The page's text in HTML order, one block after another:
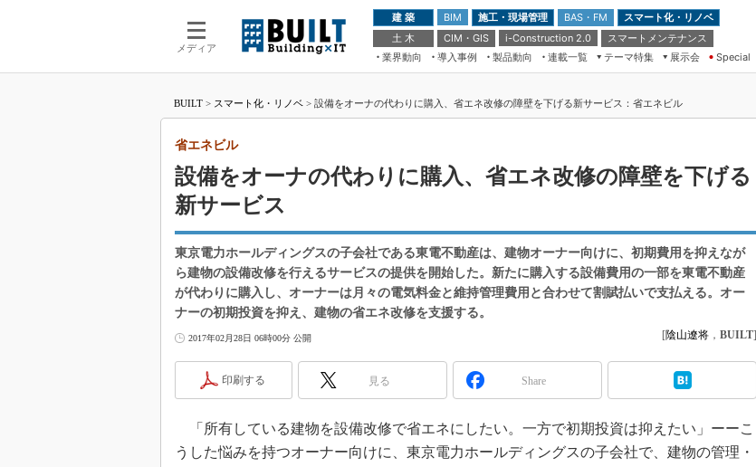
メディア
建 築 BIM 施工・現場管理 BAS・FM
スマート化・リノベ
土 木
CIM・GIS i-Construction 2.0
スマートメンテナンス
業界動向
導入事例 製品動向 連載一覧
テーマ特集
ドローンがもたらす建設業界の“ゲー
ムチェンジ” Ver.2.0
“Society5.0”時代のスマートビル
展示会
第8回 国際 建設・測量展
築・土木・不動産の先端技術展－
メンテナンス・レジリエンスOSAKA
日本 ものづくりワールド 2020
メンテナンス・レジリエンスTOKYO
Special
BUILT > スマート化・リノベ > 設備をオーナの代わりに購入、省エネ改修の障壁を下げる新サービス：省エネビル
設備をオーナの代わりに購入、省エネ改修の障壁を下げる
新サービス
省エネビル
東京電力ホールディングスの子会社である東電不動産は、建物オーナー向けに、初期費用を抑えなが
ら建物の設備改修を行えるサービスの提供を開始した。新たに購入する設備費用の一部を東電不動産
が代わりに購入し、オーナーは月々の電気料金と維持管理費用と合わせて割賦払いで支払える。オー
ナーの初期投資を抑え、建物の省エネ改修を支援する。
2017年02月28日 06時00分 公開 [陰山遼将 ， BUILT]
印刷する 見る Share
「所有している建物を設備改修で省エネにしたい。一方で初期投資は抑えたい」ーーこ
うした悩みを持つオーナー向けに、東京電力ホールディングスの子会社で、建物の管理・